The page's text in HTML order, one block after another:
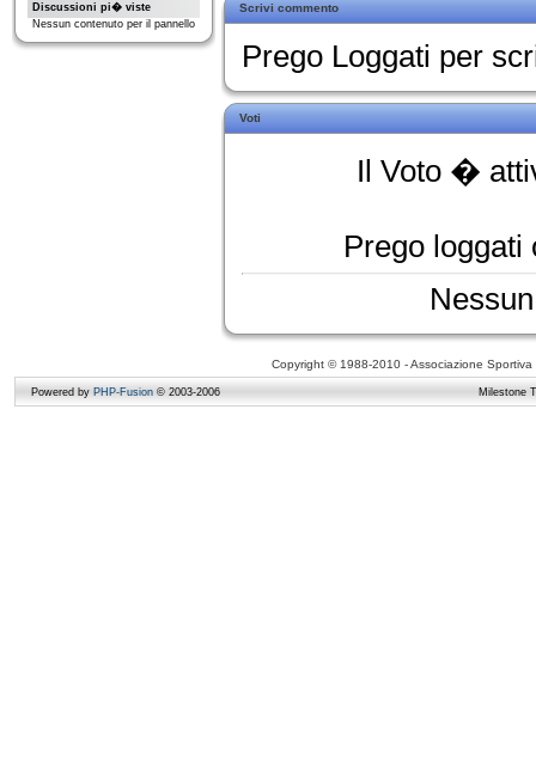
Discussioni pi� viste
Nessun contenuto per il pannello
Scrivi commento
Prego Loggati per
Voti
Il Voto �
Prego loggati
Copyright © 1988-2010 - Associazione
Powered by PHP-Fusion © 2003-2006 Milestone